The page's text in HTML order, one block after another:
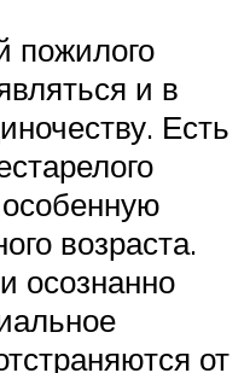
пожилого
и в
Есть
возраста.
осознанно
от